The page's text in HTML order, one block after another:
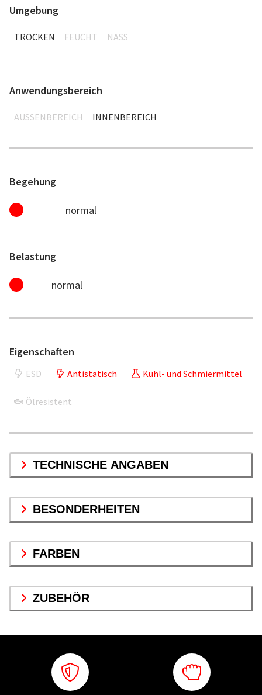
Umgebung
TROCKEN FEUCHT NASS
Anwendungsbereich
AUSSENBEREICH INNENBEREICH
Begehung
normal
Belastung
normal
Eigenschaften
ESD Antistatisch Kühl- und Schmiermittel
Ölresistent
TECHNISCHE ANGABEN
BESONDERHEITEN
FARBEN
ZUBEHÖR